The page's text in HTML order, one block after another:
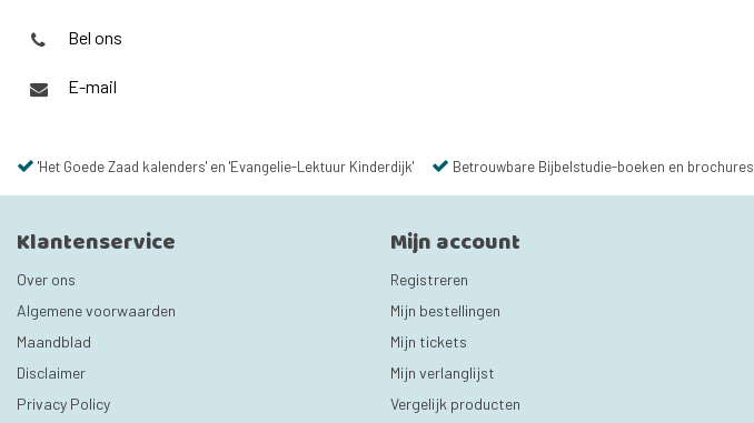
Bel ons
E-mail
'Het Goede Zaad kalenders' en 'Evangelie-Lektuur Kinderdijk' Betrouwbare Bijbelstudie-boeken en brochures
Klantenservice
Over ons
Algemene voorwaarden
Maandblad
Disclaimer
Privacy Policy
Mijn account
Registreren
Mijn bestellingen
Mijn tickets
Mijn verlanglijst
Vergelijk producten